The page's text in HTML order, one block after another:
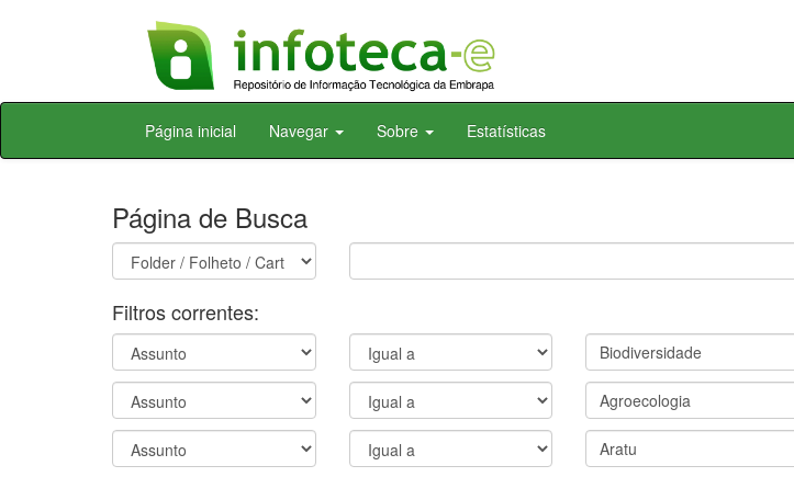
Skip
Página inicial Navegar Sobre Estatísticas
Página de Busca
Filtros correntes: